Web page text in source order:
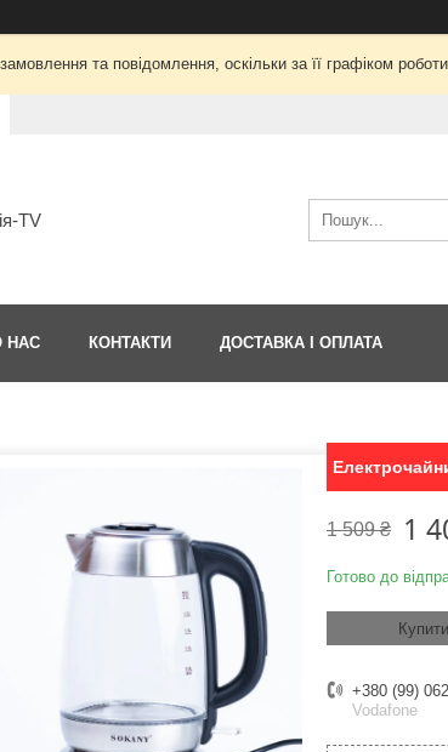
та повідомлення, оскільки за її графіком
TV
НАС КОНТАКТИ ДОСТАВКА І ОПЛАТА
1 509 ₴ 1
Готово до
Купити
+380 (99)
Vodafone